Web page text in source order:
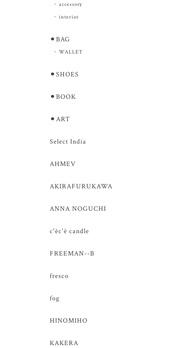
accessory
interior
⚫︎BAG
WALLET
⚫︎SHOES
⚫︎BOOK
⚫︎ART
Select India
AHMEV
AKIRAFURUKAWA
ANNA NOGUCHI
c'èc'è candle
FREEMAN--B
fresco
fog
HINOMIHO
KAKERA